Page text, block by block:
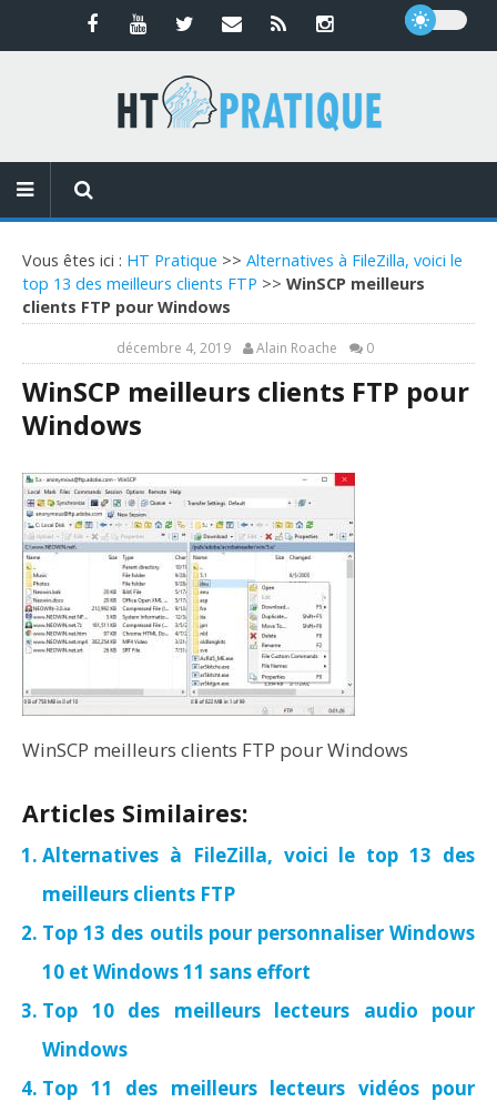
Vous êtes ici : HT Pratique >> Alternatives à FileZilla, voici le
top 13 des meilleurs clients FTP >> WinSCP meilleurs
clients FTP pour Windows
décembre 4, 2019 Alain Roache 0
WinSCP meilleurs clients FTP pour
Windows
WinSCP meilleurs clients FTP pour Windows
Articles Similaires:
Alternatives à FileZilla, voici le top 13 des
meilleurs clients FTP
Top 13 des outils pour personnaliser Windows
10 et Windows 11 sans effort
Top 10 des meilleurs lecteurs audio pour
Windows
Top 11 des meilleurs lecteurs vidéos pour